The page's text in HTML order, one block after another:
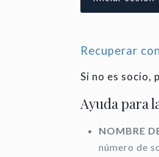
Recuperar
Si no es socio,
Ayuda para
NOMBRE
número de